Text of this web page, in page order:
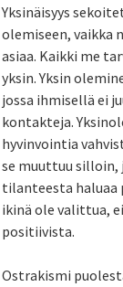
Yksinäisyys
olemiseen, vaikka
asiaa. Kaikki me
yksin. Yksin
jossa ihmisellä ei
kontakteja.
hyvinvointia
se muuttuu silloin,
tilanteesta haluaa
ikinä ole valittua,
positiivista.
Ostrakismi